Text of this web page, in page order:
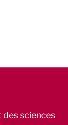
des sciences